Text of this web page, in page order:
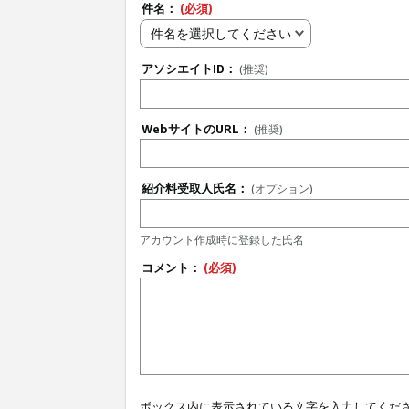
件名： (必須)
件名を選択してください
アソシエイトID： (推奨)
WebサイトのURL： (推奨)
紹介料受取人氏名： (オプション)
アカウント作成時に登録した氏名
コメント： (必須)